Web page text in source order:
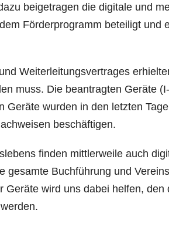
beigetragen die digitale und
Förderprogramm beteiligt und
Weiterleitungsvertrages
muss. Die beantragten Geräte
Geräte wurden in den letzten
beschäftigen.
finden mittlerweile auch
gesamte Buchführung und
Geräte wird uns dabei helfen,